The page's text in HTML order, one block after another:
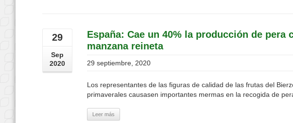
29
Sep
2020
España: Cae un 40% la producción de
manzana reineta
29 septiembre, 2020
Los representantes de las figuras de calidad de las frutas del
primaverales causasen importantes mermas en la recogida de
Leer más